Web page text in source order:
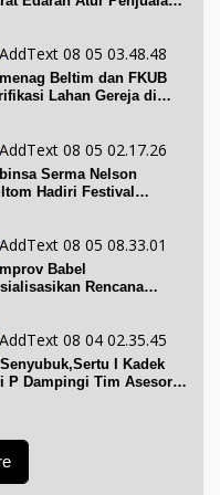
Beltim dan FKUB
Lahan Gereja di
Serma Nelson
Hadiri Festival
Babel
Rencana
I Kadek
P Dampingi Tim Asesor